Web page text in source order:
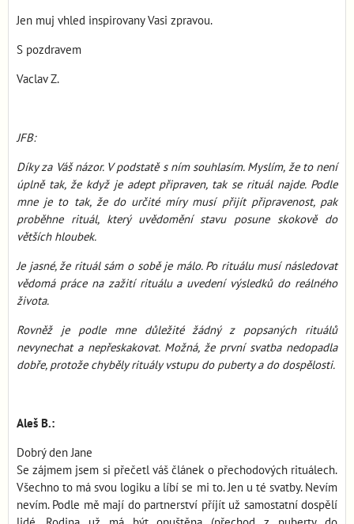
Jen muj vhled inspirovany Vasi zpravou.
S pozdravem
Vaclav Z.
JFB:
Díky za Váš názor. V podstatě s ním souhlasím. Myslím, že to není
úplně tak, že když je adept připraven, tak se rituál najde. Podle
mne je to tak, že do určité míry musí přijít připravenost, pak
proběhne rituál, který uvědomění stavu posune skokově do
větších hloubek.
Je jasné, že rituál sám o sobě je málo. Po rituálu musí následovat
vědomá práce na zažití rituálu a uvedení výsledků do reálného
života.
Rovněž je podle mne důležité žádný z popsaných rituálů
nevynechat a nepřeskakovat. Možná, že první svatba nedopadla
dobře, protože chyběly rituály vstupu do puberty a do dospělosti.
Aleš B.:
Dobrý den Jane
Se zájmem jsem si přečetl váš článek o přechodových rituálech.
Všechno to má svou logiku a líbí se mi to. Jen u té svatby. Nevím
nevím. Podle mě mají do partnerství příjít už samostatní dospělí